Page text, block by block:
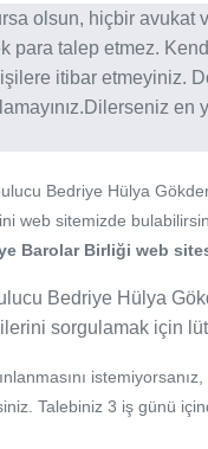
olsun, hiçbir avukat
para talep etmez.
itibar etmeyiniz.
en
Bedriye Hülya
web sitemizde
Barolar Birliği web
Bedriye Hülya
sorgulamak için
Talebiniz 3 iş günü